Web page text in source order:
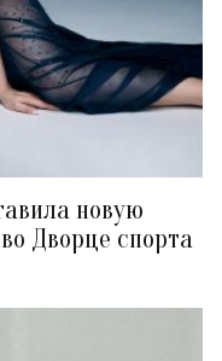
новую
Дворце спорта